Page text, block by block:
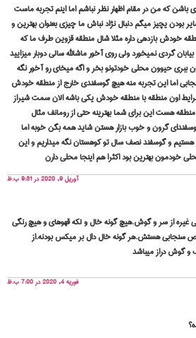
باشن که من در مقام اظهار نظر نباشم اما اینم تجربه ماست
بودن یچیز میگم دنبال نژاد نباش ما چیزی بعنوان بهترین و
خودش بازدهی داره مثلا شال منطقه قزوین طرف ما که
گردی نمیخورد ولی روی آخور ماشالله سالی دوبار میزایید
ببری حیوون محلی خودتونو بخر و اگه میخای رو آخور نگه
اما این تجربه منه هیچ گوسفندی خارج از منطقه خودش
اون منطقه با منطقه خودش یکی باشه الان سمت شیراز
منطقه هست این برای شما بهترینه حتی از رومانف مثال
گرون و خوب بازار هستن شاید همه بگن خوبه اما
و گوسفند نصف سال تو کوهستان نگه میداریم و این
خودمون بهترین بود اکثرا هم اینجا محلی دارن
آوریل 9, 2020 در 9:31 ب.ظ
از سر و گوش.هیچ گونه خال و لکه قهوهای و هیچ رنگی
سنجابی هستش.هر گونه خال دال بر میکس بودنه.از
گوش دراز میباشد
فوریه 4, 2020 در 7:00 ب.ظ